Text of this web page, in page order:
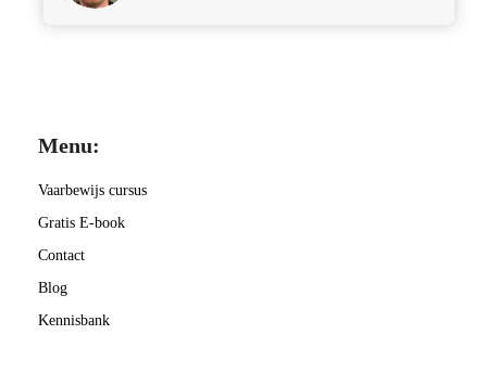
Menu:
Vaarbewijs cursus
Gratis E-book
Contact
Blog
Kennisbank